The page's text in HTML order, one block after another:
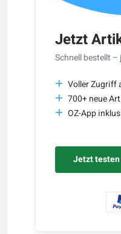
Jetzt
Schnell bestellt
Voller Zugriff
700+ neue
OZ-App
Jetzt testen